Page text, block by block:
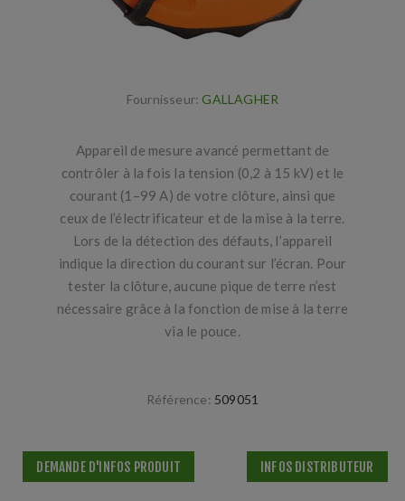
Fournisseur: GALLAGHER
Appareil de mesure avancé permettant de
contrôler à la fois la tension (0,2 à 15 kV) et le
courant (1–99 A) de votre clôture, ainsi que
ceux de l’électrificateur et de la mise à la terre.
Lors de la détection des défauts, l’appareil
indique la direction du courant sur l’écran. Pour
tester la clôture, aucune pique de terre n’est
nécessaire grâce à la fonction de mise à la terre
via le pouce.
Référence: 509051
DEMANDE D'INFOS PRODUIT INFOS DISTRIBUTEUR